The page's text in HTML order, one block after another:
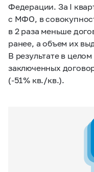
Федерации. За I
с МФО, в
в 2 раза меньше
ранее, а объем их
В результате в
заключенных
(-51% кв./кв.).